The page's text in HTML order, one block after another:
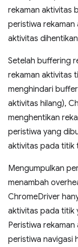
rekaman aktivitas
peristiwa rekaman
aktivitas
Setelah buffering
rekaman aktivitas
menghindari
aktivitas hilang),
menghentikan
peristiwa yang
aktivitas pada titik
Mengumpulkan
menambah
ChromeDriver
aktivitas pada titik
Peristiwa
peristiwa navigasi